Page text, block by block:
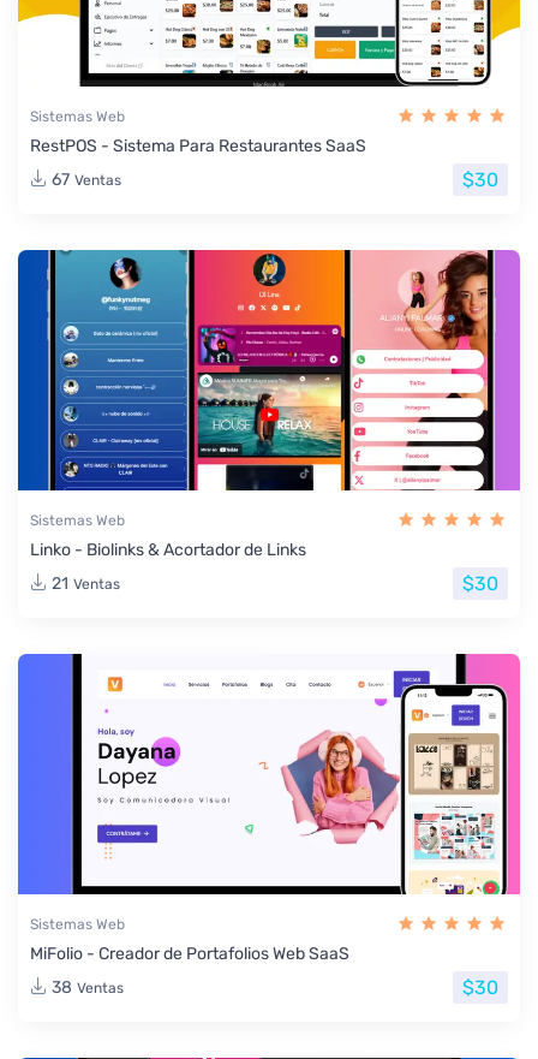
Sistemas Web
RestPOS - Sistema Para Restaurantes SaaS
67 Ventas $30
Sistemas Web
Linko - Biolinks & Acortador de Links
21 Ventas $30
Sistemas Web
MiFolio - Creador de Portafolios Web SaaS
38 Ventas $30